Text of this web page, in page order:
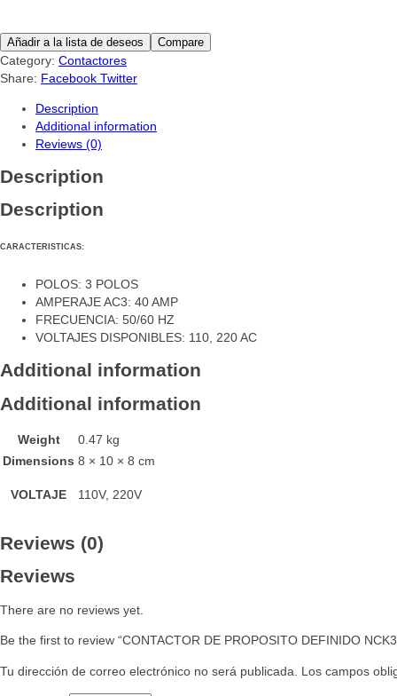
Quantity
Añadir a la lista de deseos Compare
Category: Contactores
Share: Facebook Twitter
Description
Additional information
Reviews (0)
Description
Description
CARACTERISTICAS:
POLOS: 3 POLOS
AMPERAJE AC3: 40 AMP
FRECUENCIA: 50/60 HZ
VOLTAJES DISPONIBLES: 110, 220 AC
Additional information
Additional information
Weight
0.47 kg
Dimensions 8 × 10 × 8 cm
VOLTAJE 110V, 220V
Reviews (0)
Reviews
There are no reviews yet.
Be the first to review “CONTACTOR DE PROPOSITO DEFINIDO
Tu dirección de correo electrónico no será publicada. Los campos